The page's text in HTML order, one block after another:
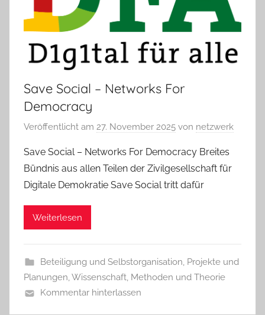
Save Social – Networks For
Democracy
Veröffentlicht am 27. November 2025 von netzwerk
Save Social – Networks For Democracy Breites
Bündnis aus allen Teilen der Zivilgesellschaft für
Digitale Demokratie Save Social tritt dafür
Weiterlesen
Beteiligung und Selbstorganisation, Projekte und
Planungen,Wissenschaft, Methoden und Theorie
Kommentar hinterlassen